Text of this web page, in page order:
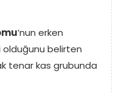
’nun erken
olduğunu belirten
tenar kas grubunda